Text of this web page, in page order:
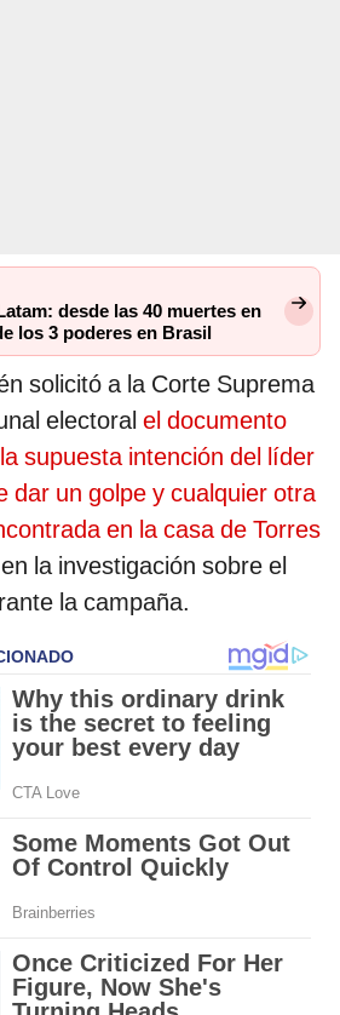
desde las 40 muertes en
los 3 poderes en Brasil
solicitó a la Corte Suprema
electoral el documento
supuesta intención del líder
dar un golpe y cualquier otra
en la casa de Torres
la investigación sobre el
la campaña.